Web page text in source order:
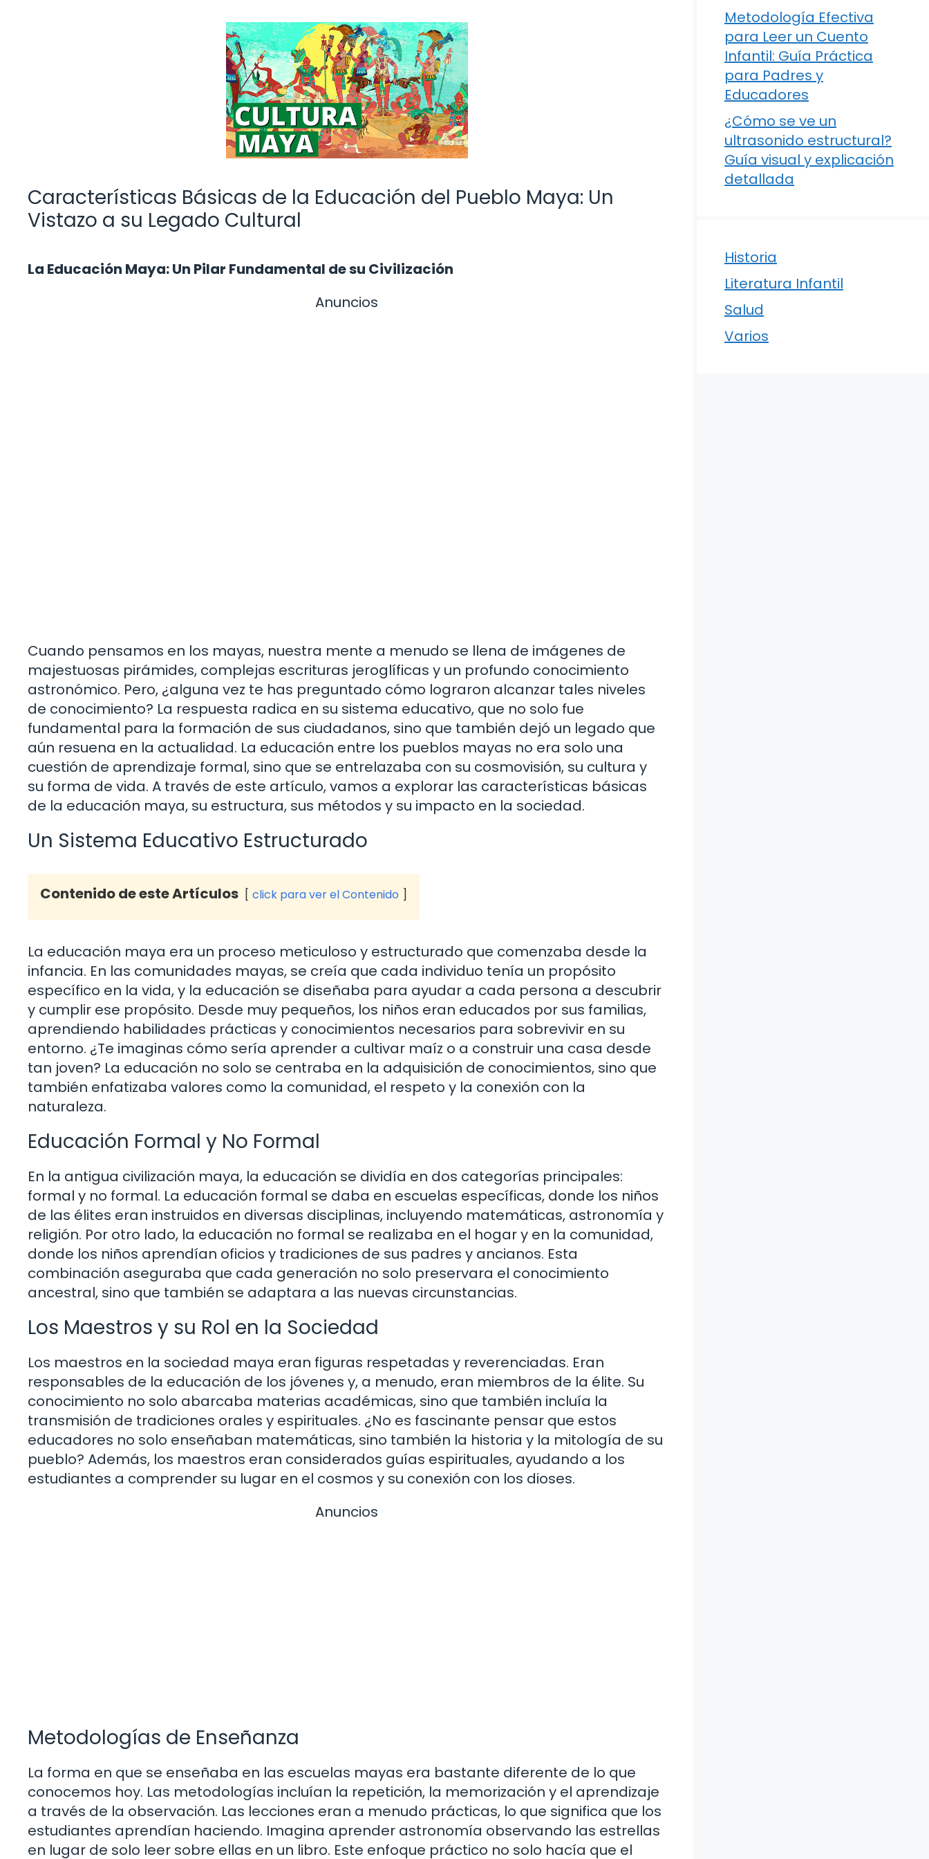
Características Básicas de la Educación del Pueblo Maya: Un
Vistazo a su Legado Cultural
La Educación Maya: Un Pilar Fundamental de su Civilización
Anuncios
Cuando pensamos en los mayas, nuestra mente a menudo se llena de imágenes de
majestuosas pirámides, complejas escrituras jeroglíficas y un profundo conocimiento
astronómico. Pero, ¿alguna vez te has preguntado cómo lograron alcanzar tales niveles
de conocimiento? La respuesta radica en su sistema educativo, que no solo fue
fundamental para la formación de sus ciudadanos, sino que también dejó un legado que
aún resuena en la actualidad. La educación entre los pueblos mayas no era solo una
cuestión de aprendizaje formal, sino que se entrelazaba con su cosmovisión, su cultura y
su forma de vida. A través de este artículo, vamos a explorar las características básicas
de la educación maya, su estructura, sus métodos y su impacto en la sociedad.
Un Sistema Educativo Estructurado
Contenido de este Artículos click para ver el Contenido
La educación maya era un proceso meticuloso y estructurado que comenzaba desde la
infancia. En las comunidades mayas, se creía que cada individuo tenía un propósito
específico en la vida, y la educación se diseñaba para ayudar a cada persona a descubrir
y cumplir ese propósito. Desde muy pequeños, los niños eran educados por sus familias,
aprendiendo habilidades prácticas y conocimientos necesarios para sobrevivir en su
entorno. ¿Te imaginas cómo sería aprender a cultivar maíz o a construir una casa desde
tan joven? La educación no solo se centraba en la adquisición de conocimientos, sino que
también enfatizaba valores como la comunidad, el respeto y la conexión con la
naturaleza.
Educación Formal y No Formal
En la antigua civilización maya, la educación se dividía en dos categorías principales:
formal y no formal. La educación formal se daba en escuelas específicas, donde los niños
de las élites eran instruidos en diversas disciplinas, incluyendo matemáticas, astronomía y
religión. Por otro lado, la educación no formal se realizaba en el hogar y en la comunidad,
donde los niños aprendían oficios y tradiciones de sus padres y ancianos. Esta
combinación aseguraba que cada generación no solo preservara el conocimiento
ancestral, sino que también se adaptara a las nuevas circunstancias.
Los Maestros y su Rol en la Sociedad
Los maestros en la sociedad maya eran figuras respetadas y reverenciadas. Eran
responsables de la educación de los jóvenes y, a menudo, eran miembros de la élite. Su
conocimiento no solo abarcaba materias académicas, sino que también incluía la
transmisión de tradiciones orales y espirituales. ¿No es fascinante pensar que estos
educadores no solo enseñaban matemáticas, sino también la historia y la mitología de su
pueblo? Además, los maestros eran considerados guías espirituales, ayudando a los
estudiantes a comprender su lugar en el cosmos y su conexión con los dioses.
Anuncios
Metodologías de Enseñanza
La forma en que se enseñaba en las escuelas mayas era bastante diferente de lo que
conocemos hoy. Las metodologías incluían la repetición, la memorización y el aprendizaje
a través de la observación. Las lecciones eran a menudo prácticas, lo que significa que los
estudiantes aprendían haciendo. Imagina aprender astronomía observando las estrellas
en lugar de solo leer sobre ellas en un libro. Este enfoque práctico no solo hacía que el
Metodología Efectiva
para Leer un Cuento
Infantil: Guía Práctica
para Padres y
Educadores
¿Cómo se ve un
ultrasonido estructural?
Guía visual y explicación
detallada
Historia
Literatura Infantil
Salud
Varios